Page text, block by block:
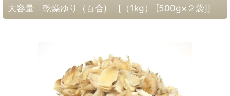
大容量 乾燥ゆり（百合) [（1kg） [500g×２袋]]